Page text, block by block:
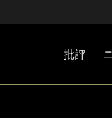
批評